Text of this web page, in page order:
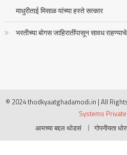
माधुरीताई मिसाळ यांच्या हस्ते सत्कार
भरतीच्या बोगस जाहिरातींपासून सावध
© 2024 thodkyaatghadamodi.in | All
Systems
आमच्या बद्दल थोडसं
गोपनीयता